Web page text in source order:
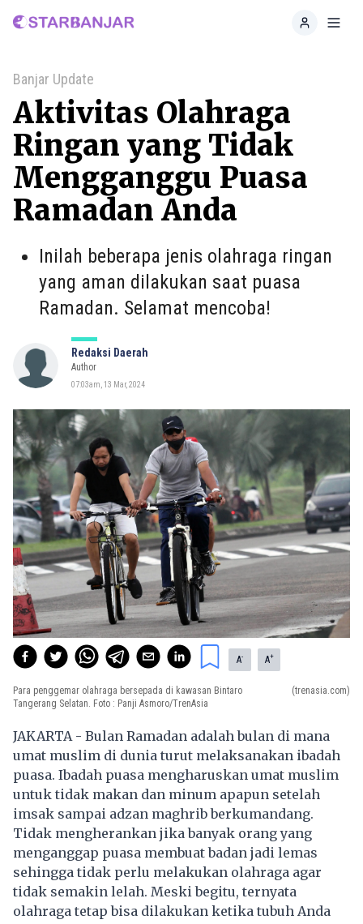
Home
Banjar Update
Aktivitas Olahraga
Ringan yang Tidak
Mengganggu Puasa
Ramadan Anda
Inilah beberapa jenis olahraga ringan
yang aman dilakukan saat puasa
Ramadan. Selamat mencoba!
Redaksi Daerah
Author
07:03am, 13 Mar, 2024
A- A+
Para penggemar olahraga bersepada di kawasan Bintaro
Tangerang Selatan. Foto : Panji Asmoro/TrenAsia
(trenasia.com)
JAKARTA - Bulan Ramadan adalah bulan di mana
umat muslim di dunia turut melaksanakan ibadah
puasa. Ibadah puasa mengharuskan umat muslim
untuk tidak makan dan minum apapun setelah
imsak sampai adzan maghrib berkumandang.
Tidak mengherankan jika banyak orang yang
menganggap puasa membuat badan jadi lemas
sehingga tidak perlu melakukan olahraga agar
tidak semakin lelah. Meski begitu, ternyata
olahraga tetap bisa dilakukan ketika tubuh Anda